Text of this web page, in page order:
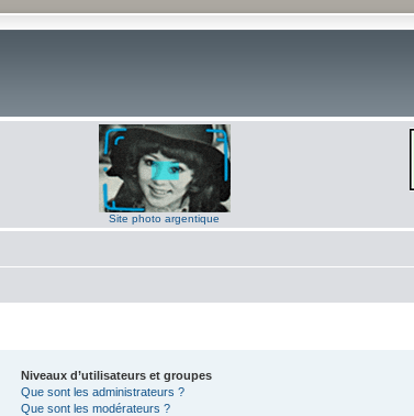
Site photo argentique
Niveaux d’utilisateurs et groupes
Que sont les administrateurs ?
Que sont les modérateurs ?